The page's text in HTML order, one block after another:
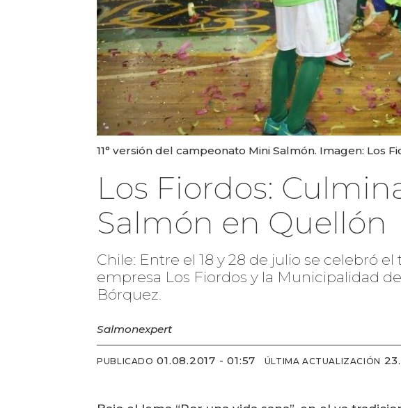
11° versión del campeonato Mini Salmón. Imagen: Los
Los Fiordos:
Salmón en Quellón
Chile: Entre el 18 y 28 de julio se celebró
empresa Los Fiordos y la Municipalidad
Bórquez.
Salmonexpert
PUBLICADO 01.08.2017 - 01:57 ÚLTIMA ACTUALIZACIÓN